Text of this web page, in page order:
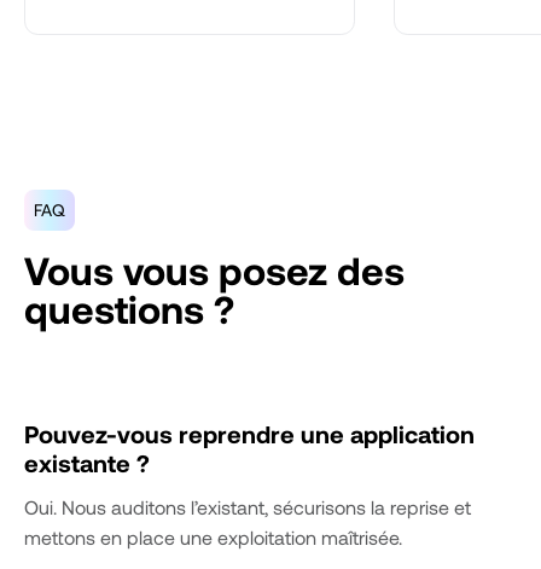
FAQ
Vous vous posez des
questions ?
Pouvez-vous reprendre une application
existante ?
Oui. Nous auditons l’existant, sécurisons la reprise et
mettons en place une exploitation maîtrisée.